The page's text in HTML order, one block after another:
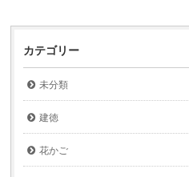
カテゴリー
未分類
建徳
花かご